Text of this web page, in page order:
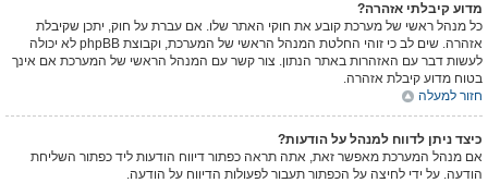
מדוע קיבלתי אזהרה?
כל מנהל ראשי של מערכת קובע את חוקי האתר שלו. אם עברת על חוק, יתכן שקיבלת
אזהרה. שים לב כי זוהי החלטת המנהל הראשי של המערכת, וקבוצת phpBB לא יכולה
לעשות דבר עם האזהרות באתר הנתון. צור קשר עם המנהל הראשי של המערכת אם אינך
בטוח מדוע קיבלת אזהרה.
חזור למעלה
כיצד ניתן לדווח למנהל על הודעות?
אם מנהל המערכת מאפשר זאת, אתה תראה כפתור דיווח הודעות ליד כפתור השליחת
הודעה. על ידי לחיצה על הכפתור תעבור לפעולות הדיווח על הודעה.